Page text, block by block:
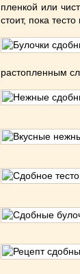
пленкой или
стоит, пока
растопленным